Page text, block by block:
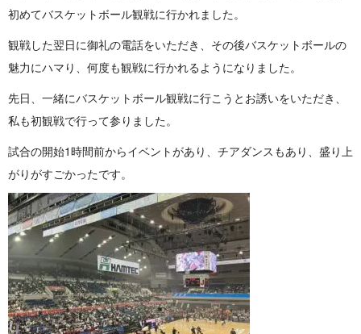
初めてバスケットボール観戦に行かれ ま し た 。
観戦した翌日に御礼の電話をいただき、その後バスケットボールの
魅力にハマり、何度も観戦に行かれるようになり ま し た 。
先日、一緒にバスケットボール観戦に行こうとお誘いをいただき、
私も初観戦で行って参り ま し た 。
試合の開始1時間前からイベントがあり、チアダンスもあり、盛り上
がりがすごかっ た で す 。